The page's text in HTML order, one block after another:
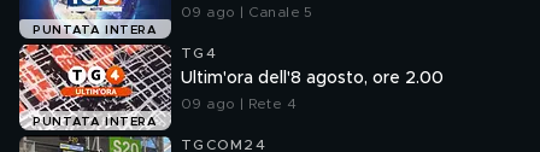
PUNTATA INTERA
09 ago | Canale 5
PUNTATA INTERA
TG4
Ultim'ora dell'8 agosto, ore 2.00
09 ago | Rete 4
TGCOM24